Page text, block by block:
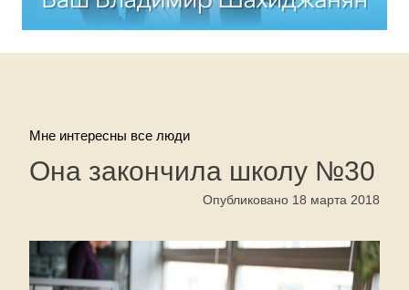
Мне интересны все люди
Она закончила школу №30
Опубликовано 18 марта 2018